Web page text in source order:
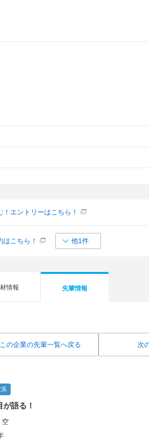
エントリーはこちら！
はこちら！ 他1件
情報 先輩情報
この企業の先輩一覧へ戻る 次
が語る！